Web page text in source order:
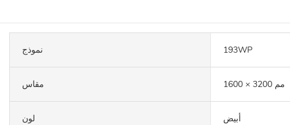
نموذج 193WP
مقاس 1600 × 3200 مم
لون أبيض